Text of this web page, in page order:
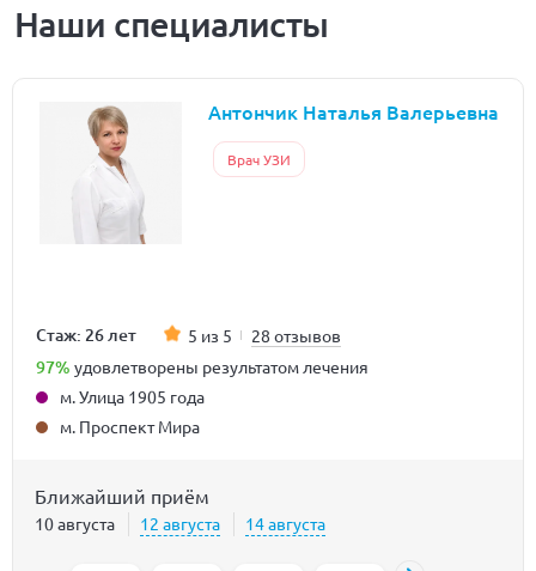
Наши специалисты
Антончик Наталья Валерьевна
Врач УЗИ
Стаж: 26 лет 5 из 5 28 отзывов
97% удовлетворены результатом лечения
м. Улица 1905 года
м. Проспект Мира
Ближайший приём
10 августа 12 августа 14 августа